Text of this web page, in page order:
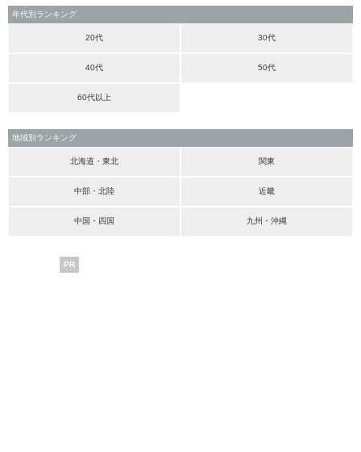
年代別ランキング
20代 30代
40代 50代
60代以上
地域別ランキング
北海道・東北 関東
中部・北陸 近畿
中国・四国 九州・沖縄
PR